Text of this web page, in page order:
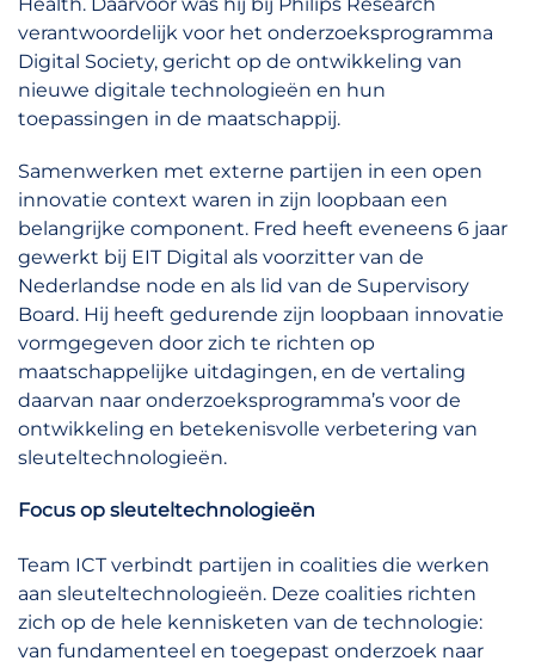
verantwoordelijk voor het onderzoeksprogramma
Digital Society, gericht op de ontwikkeling van
nieuwe digitale technologieën en hun
toepassingen in de maatschappij.
Samenwerken met externe partijen in een open
innovatie context waren in zijn loopbaan een
belangrijke component. Fred heeft eveneens 6 jaar
gewerkt bij EIT Digital als voorzitter van de
Nederlandse node en als lid van de Supervisory
Board. Hij heeft gedurende zijn loopbaan innovatie
vormgegeven door zich te richten op
maatschappelijke uitdagingen, en de vertaling
daarvan naar onderzoeksprogramma’s voor de
ontwikkeling en betekenisvolle verbetering van
sleuteltechnologieën.
Focus op sleuteltechnologieën
Team ICT verbindt partijen in coalities die werken
aan sleuteltechnologieën. Deze coalities richten
zich op de hele kennisketen van de technologie:
van fundamenteel en toegepast onderzoek naar